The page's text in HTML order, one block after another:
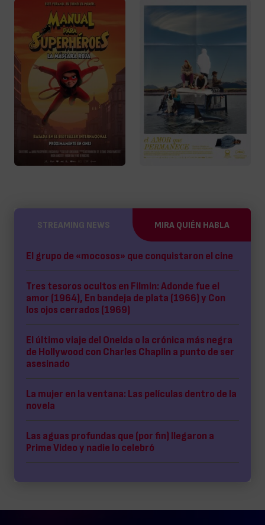
STREAMING NEWS MIRA QUIÉN HABLA
El grupo de «mocosos» que conquistaron el cine
Tres tesoros ocultos en Filmin: Adonde fue el
amor (1964), En bandeja de plata (1966) y Con
los ojos cerrados (1969)
El último viaje del Oneida o la crónica más negra
de Hollywood con Charles Chaplin a punto de ser
asesinado
La mujer en la ventana: Las películas dentro de la
novela
Las aguas profundas que (por fin) llegaron a
Prime Video y nadie lo celebró